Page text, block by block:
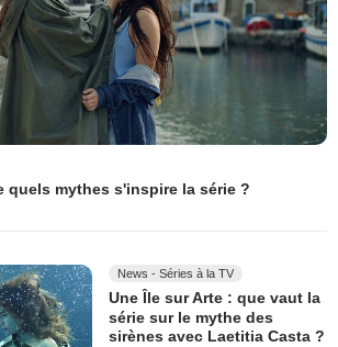
quels mythes s'inspire la série ?
News - Séries à la TV
Une Île sur Arte : que vaut la
série sur le mythe des
sirènes avec Laetitia Casta ?